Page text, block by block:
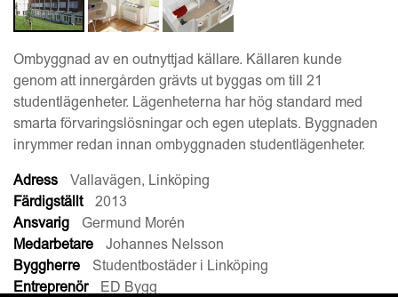
Ombyggnad av en outnyttjad källare. Källaren kunde
genom att innergården grävts ut byggas om till 21
studentlägenheter. Lägenheterna har hög standard med
smarta förvaringslösningar och egen uteplats. Byggnaden
inrymmer redan innan ombyggnaden studentlägenheter.
Adress
Vallavägen, Linköping
Färdigställt
2013
Ansvarig
Germund Morén
Medarbetare
Johannes Nelsson
Byggherre
Studentbostäder i Linköping
Entreprenör
ED Bygg